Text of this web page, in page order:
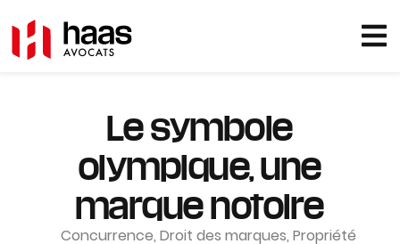
Le symbole
olympique, une
marque notoire
Concurrence, Droit des marques, Propriété